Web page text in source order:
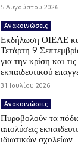
5 Αυγούστου 2026
Ανακοινώσεις
Εκδήλωση ΟΙΕΛΕ
Τετάρτη 9
για την κρίση και
εκπαιδευτικού
31 Ιουλίου 2026
Ανακοινώσεις
Πυροβολούν τα
απολύσεις
ιδιωτικών σχολείων